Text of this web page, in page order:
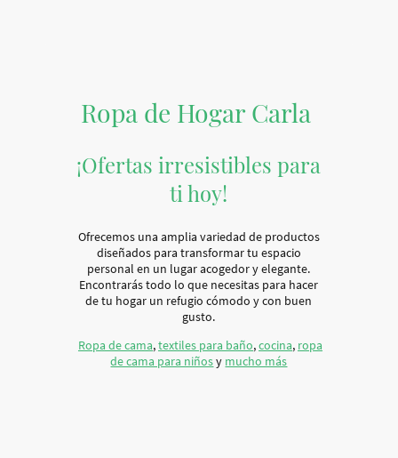
Ropa de Hogar Carla
¡Ofertas irresistibles para
ti hoy!
Ofrecemos una amplia variedad de productos
diseñados para transformar tu espacio
personal en un lugar acogedor y elegante.
Encontrarás todo lo que necesitas para hacer
de tu hogar un refugio cómodo y con buen
gusto.
Ropa de cama,textiles para baño,cocina, ropa
de cama para niñosy mucho más